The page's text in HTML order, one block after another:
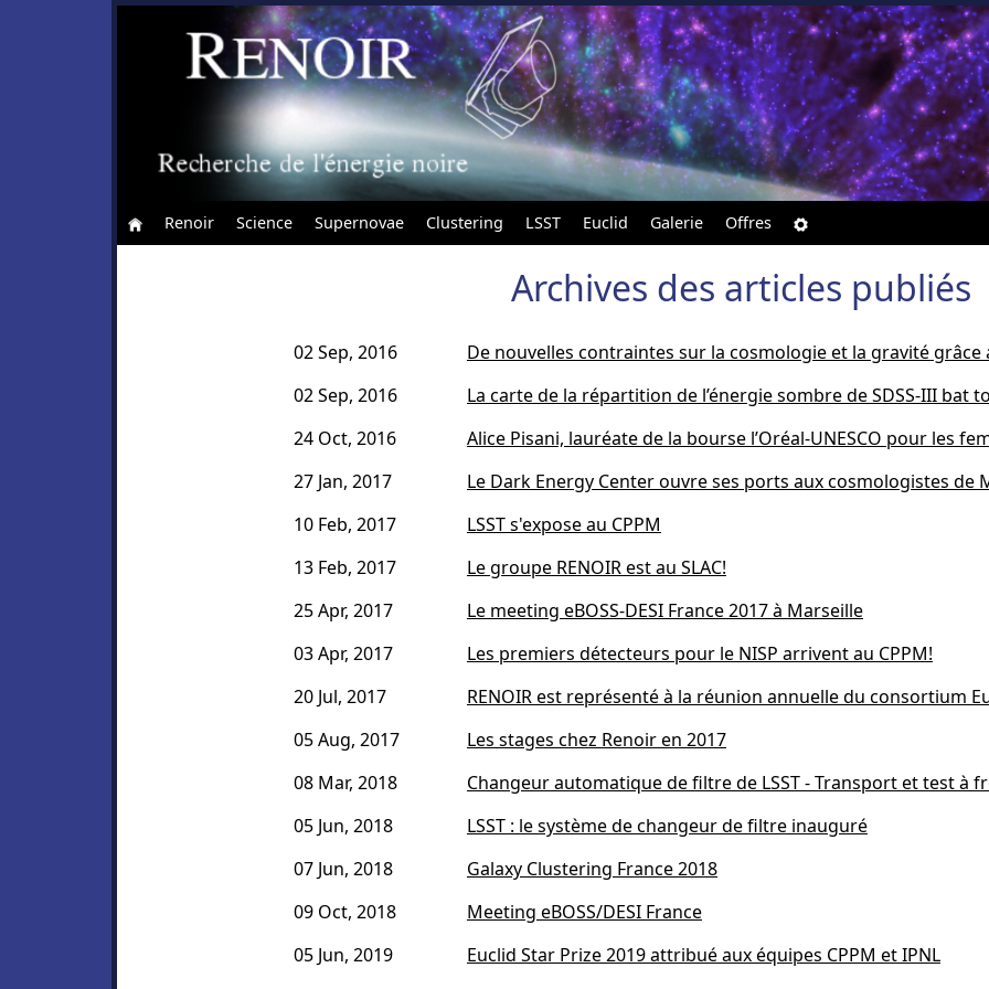
Renoir Science Supernovae Clustering LSST Euclid Galerie Offres
Archives des articles publiés
02 Sep, 2016
De nouvelles contraintes sur la cosmologie et la gravité grâce
02 Sep, 2016
La carte de la répartition de l’énergie sombre de SDSS-III bat
24 Oct, 2016
Alice Pisani, lauréate de la bourse l’Oréal-UNESCO pour les
27 Jan, 2017
Le Dark Energy Center ouvre ses ports aux cosmologistes de
10 Feb, 2017
LSST s'expose au CPPM
13 Feb, 2017
Le groupe RENOIR est au SLAC!
25 Apr, 2017
Le meeting eBOSS-DESI France 2017 à Marseille
03 Apr, 2017
Les premiers détecteurs pour le NISP arrivent au CPPM!
20 Jul, 2017
RENOIR est représenté à la réunion annuelle du consortium
05 Aug, 2017
Les stages chez Renoir en 2017
08 Mar, 2018
Changeur automatique de filtre de LSST - Transport et test à
05 Jun, 2018
LSST : le système de changeur de filtre inauguré
07 Jun, 2018
Galaxy Clustering France 2018
09 Oct, 2018
Meeting eBOSS/DESI France
05 Jun, 2019
Euclid Star Prize 2019 attribué aux équipes CPPM et IPNL